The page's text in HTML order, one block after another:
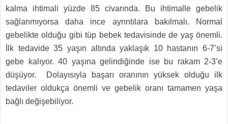
kalma ihtimali yüzde 85 civarında. Bu ihtimalle gebelik
sağlanmıyorsa daha ince ayrıntılara bakılmalı. Normal
gebelikte olduğu gibi tüp bebek tedavisinde de yaş önemli.
İlk tedavide 35 yaşın altında yaklaşık 10 hastanın 6-7’si
gebe kalıyor. 40 yaşına gelindiğinde ise bu rakam 2-3’e
düşüyor. Dolayısıyla başarı oranının yüksek olduğu ilk
tedaviler oldukça önemli ve gebelik oranı tamamen yaşa
bağlı değişebiliyor.